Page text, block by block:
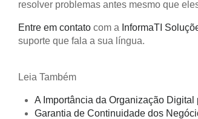
resolver problemas antes mesmo que
Entre em contato com a InformaTI
suporte que fala a sua língua.
Leia Também
A Importância da Organização
Garantia de Continuidade dos